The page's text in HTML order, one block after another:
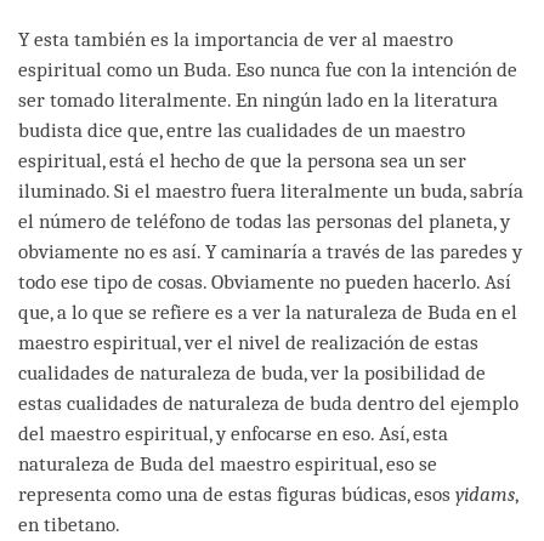
Y esta también es la importancia de ver al maestro
espiritual como un Buda. Eso nunca fue con la intención de
ser tomado literalmente. En ningún lado en la literatura
budista dice que, entre las cualidades de un maestro
espiritual, está el hecho de que la persona sea un ser
iluminado. Si el maestro fuera literalmente un buda, sabría
el número de teléfono de todas las personas del planeta, y
obviamente no es así. Y caminaría a través de las paredes y
todo ese tipo de cosas. Obviamente no pueden hacerlo. Así
que, a lo que se refiere es a ver la naturaleza de Buda en el
maestro espiritual, ver el nivel de realización de estas
cualidades de naturaleza de buda, ver la posibilidad de
estas cualidades de naturaleza de buda dentro del ejemplo
del maestro espiritual, y enfocarse en eso. Así, esta
naturaleza de Buda del maestro espiritual, eso se
representa como una de estas figuras búdicas, esos yidams,
en tibetano.